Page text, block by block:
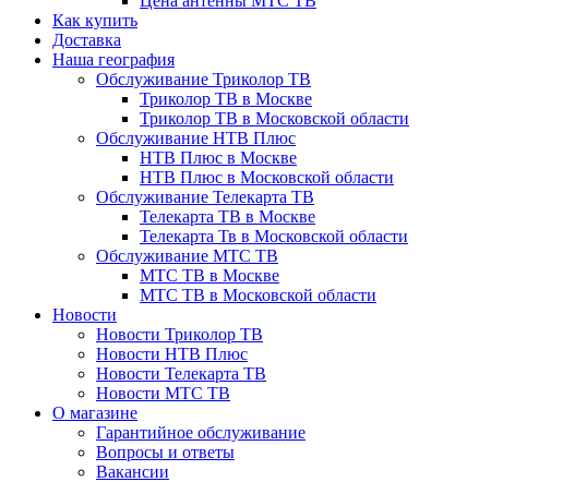
Как купить
Доставка
Наша география
Обслуживание Триколор ТВ
Триколор ТВ в Москве
Триколор ТВ в Московской области
Обслуживание НТВ Плюс
НТВ Плюс в Москве
НТВ Плюс в Московской области
Обслуживание Телекарта ТВ
Телекарта ТВ в Москве
Телекарта Тв в Московской области
Обслуживание МТС ТВ
МТС ТВ в Москве
МТС ТВ в Московской области
Новости
Новости Триколор ТВ
Новости НТВ Плюс
Новости Телекарта ТВ
Новости МТС ТВ
О магазине
Гарантийное обслуживание
Вопросы и ответы
Вакансии